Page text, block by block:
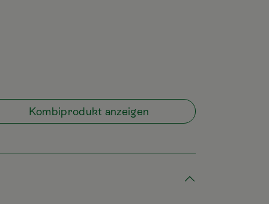
Kombiprodukt anzeigen